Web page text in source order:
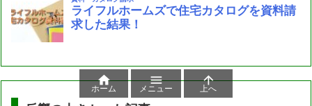

ホーム

メニュー

上へ